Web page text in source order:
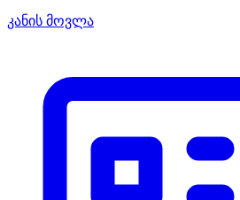
კანის მოვლა